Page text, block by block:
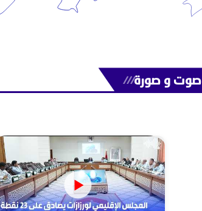
صوت و صورة///